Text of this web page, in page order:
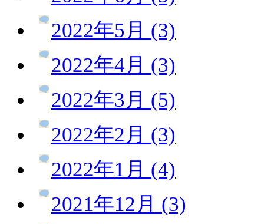
2022年5月 (3)
2022年4月 (3)
2022年3月 (5)
2022年2月 (3)
2022年1月 (4)
2021年12月 (3)